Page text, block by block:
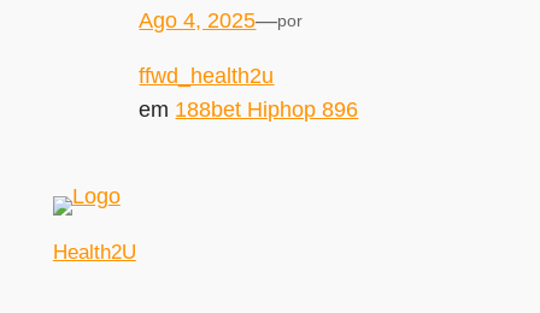
Ago 4, 2025—por
ffwd_health2u
em 188bet Hiphop 896
Health2U